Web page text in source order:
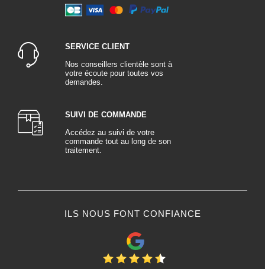
SERVICE CLIENT
Nos conseillers clientèle sont à
votre écoute pour toutes vos
demandes.
SUIVI DE COMMANDE
Accédez au suivi de votre
commande tout au long de son
traitement.
ILS NOUS FONT CONFIANCE